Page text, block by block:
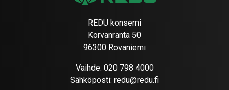
REDU konserni
Korvanranta 50
96300 Rovaniemi
Vaihde: 020 798 4000
Sähköposti: redu@redu.fi